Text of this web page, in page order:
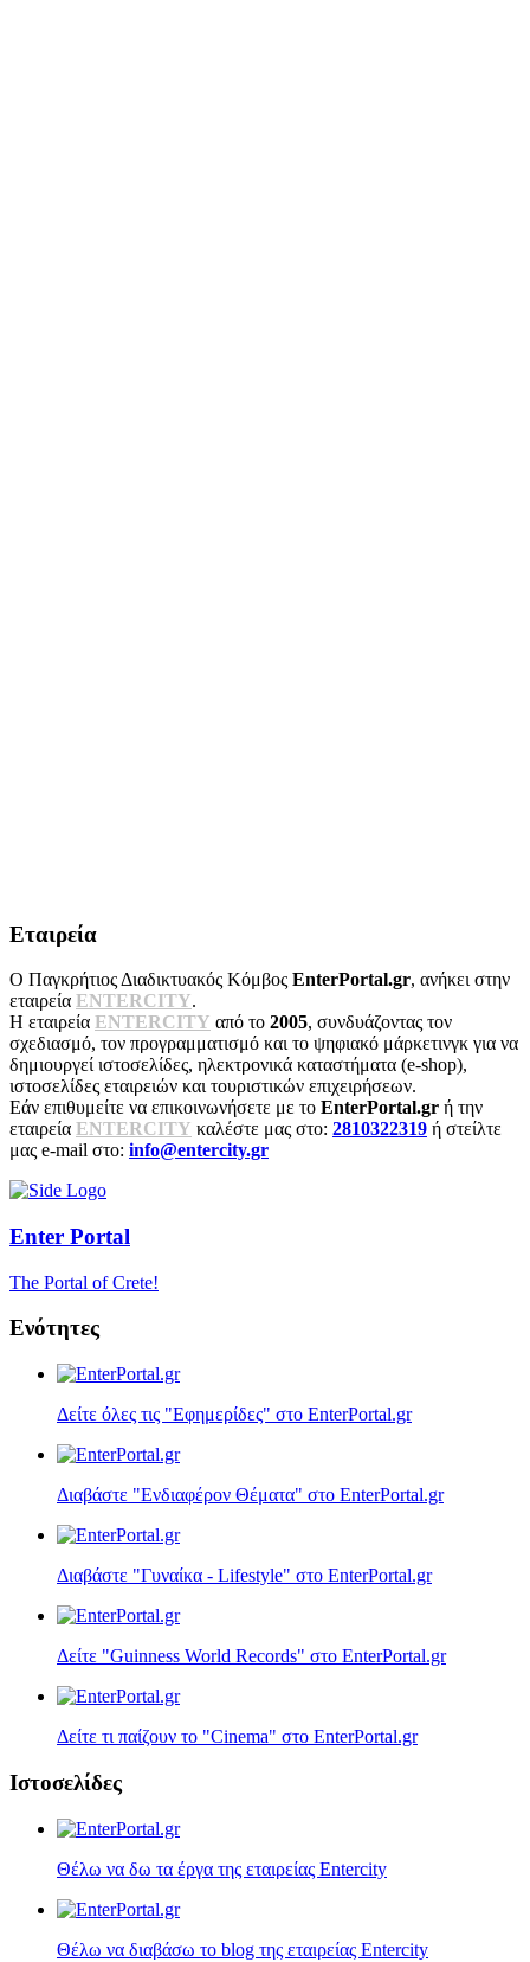
Εταιρεία
Ο Παγκρήτιος Διαδικτυακός Κόμβος EnterPortal.gr, ανήκει στην
εταιρεία ENTERCITY.
Η εταιρεία ENTERCITY από το 2005, συνδυάζοντας τον
σχεδιασμό, τον προγραμματισμό και το ψηφιακό μάρκετινγκ για να
δημιουργεί ιστοσελίδες, ηλεκτρονικά καταστήματα (e-shop),
ιστοσελίδες εταιρειών και τουριστικών επιχειρήσεων.
Εάν επιθυμείτε να επικοινωνήσετε με το EnterPortal.gr ή την
εταιρεία ENTERCITY καλέστε μας στο: 2810322319 ή στείλτε
μας e-mail στο: info@entercity.gr
Enter Portal
The Portal of Crete!
Ενότητες
Δείτε όλες τις "Εφημερίδες" στο EnterPortal.gr
Διαβάστε "Ενδιαφέρον Θέματα" στο EnterPortal.gr
Διαβάστε "Γυναίκα - Lifestyle" στο EnterPortal.gr
Δείτε "Guinness World Records" στο EnterPortal.gr
Δείτε τι παίζουν τo "Cinema" στο EnterPortal.gr
Ιστοσελίδες
Θέλω να δω τα έργα της εταιρείας Entercity
Θέλω να διαβάσω το blog της εταιρείας Entercity